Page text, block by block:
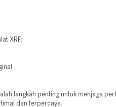
XRF:
langkah penting untuk menjaga
dan terpercaya.